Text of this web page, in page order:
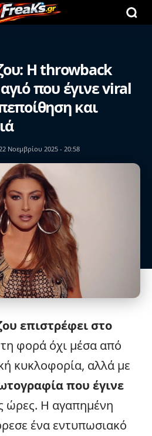
Η throwback
που έγινε viral
και
Νοεμβρίου 2025 - 20:58
επιστρέφει στο
φορά όχι μέσα από
κυκλοφορία, αλλά με
που έγινε
ώρες. Η αγαπημένη
ένα εντυπωσιακό